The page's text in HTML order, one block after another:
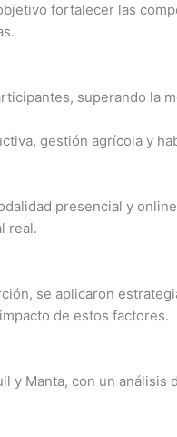
fortalecer las
superando la
gestión agrícola y
presencial y
real.
se aplicaron
de estos factores.
y Manta, con un